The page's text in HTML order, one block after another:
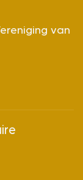
van